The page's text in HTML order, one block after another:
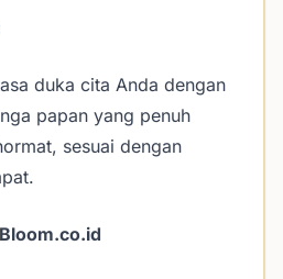
duka cita Anda dengan
papan yang penuh
sesuai dengan